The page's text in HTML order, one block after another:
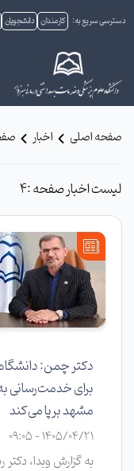
دسترسی سریع به: کارمندان دانشجویان
صفحه اصلی اخبار
لیست اخبار صفحه :4
دکتر چمن:
برای خدمت‌رسانی
مشهد برپا می‌کند
1405/04/21 - 09:05
به گزارش وبدا،